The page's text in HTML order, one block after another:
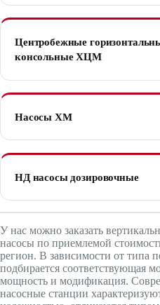
Центробежные
консольные ХЦМ
Насосы ХМ
НД насосы дозировочные
У нас можно заказать
насосы по приемлемой
регион. В зависимости от типа
подбирается соответствующая
мощность и модификация.
насосные станции